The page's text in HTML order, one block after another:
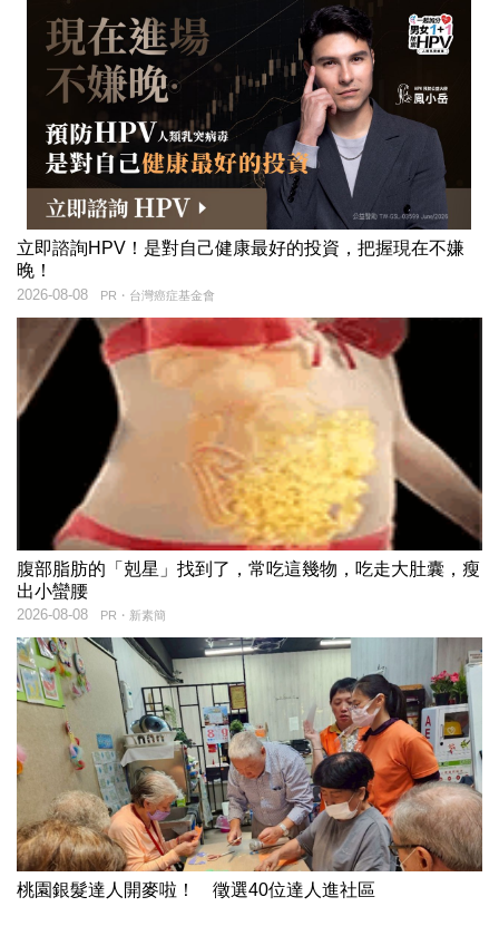
立即諮詢HPV！是對自己健康最好的投資，把握現在不嫌
晚！
PR・台灣癌症基金會
2026-08-08
腹部脂肪的「剋星」找到了，常吃這幾物，吃走大肚囊，瘦
出小蠻腰
PR・新素簡
2026-08-08
桃園銀髮達人開麥啦！ 徵選40位達人進社區